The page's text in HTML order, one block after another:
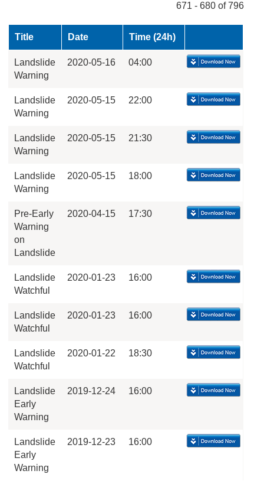
671 - 680 of 796
Title Date Time (24h)
Landslide
Warning
2020-05-16 04:00
Landslide
Warning
2020-05-15 22:00
Landslide
Warning
2020-05-15 21:30
Landslide
Warning
2020-05-15 18:00
Pre-Early
Warning
on
Landslide
2020-04-15 17:30
Landslide
Watchful
2020-01-23 16:00
Landslide
Watchful
2020-01-23 16:00
Landslide
Watchful
2020-01-22 18:30
Landslide
Early
Warning
2019-12-24 16:00
Landslide
Early
Warning
2019-12-23 16:00